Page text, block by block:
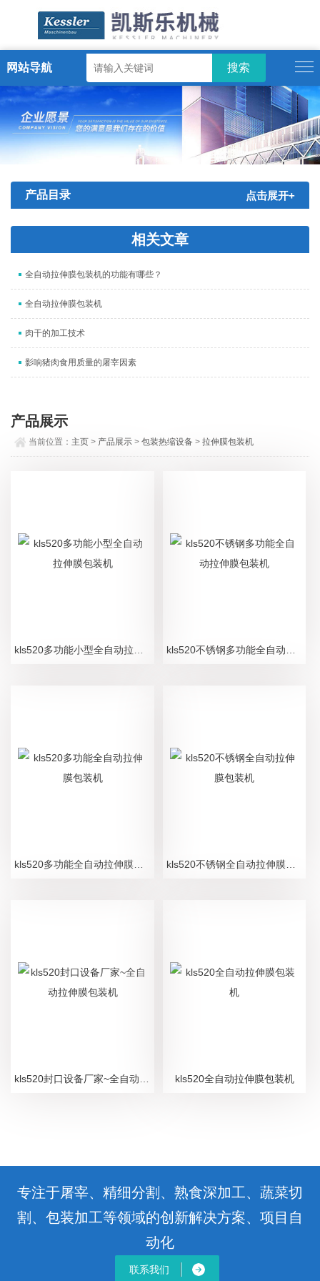
ENGLISH
网站导航
产品目录 点击展开+
相关文章
全自动拉伸膜包装机的功能有哪些？
全自动拉伸膜包装机
肉干的加工技术
影响猪肉食用质量的屠宰因素
产品展示
当前位置： 主页 > 产品展示 >包装热缩设备 >拉伸膜包装机
kls520全自动拉伸膜包装机
专注于屠宰、精细分割、熟食深加工、蔬菜切
割、包装加工等领域的创新解决方案、项目自
动化
联系我们